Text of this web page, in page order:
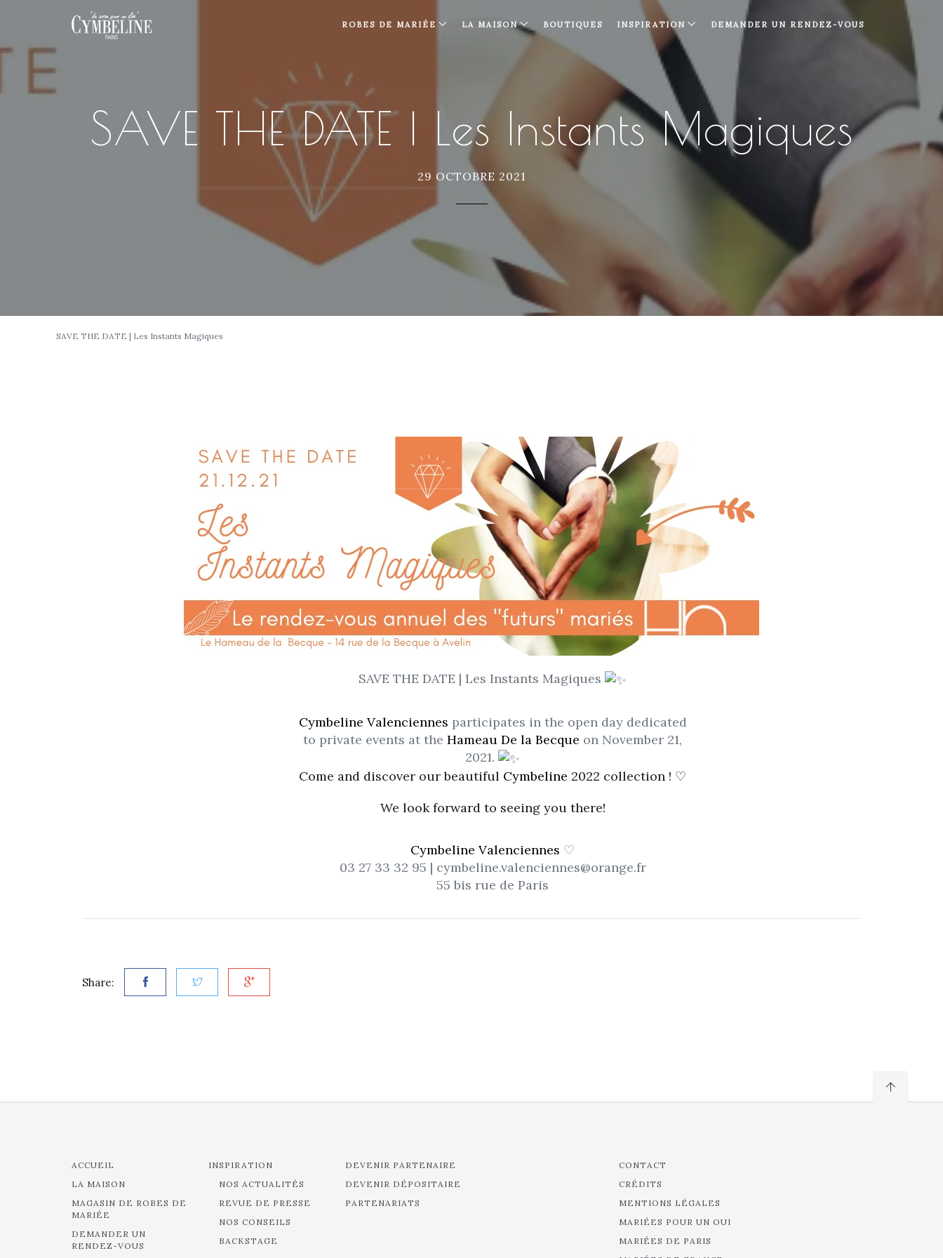
ROBES DE MARIÉE LA MAISON BOUTIQUES INSPIRATION DEMANDER UN RENDEZ-VOUS
SAVE THE DATE | Les Instants Magiques
29 OCTOBRE 2021
SAVE THE DATE | Les Instants Magiques
SAVE THE DATE | Les Instants Magiques
Cymbeline Valenciennes participates in the open day dedicated
to private events at the Hameau De la Becque on November 21,
2021.
Come and discover our beautiful Cymbeline 2022 collection ! ♡
We look forward to seeing you there!
Cymbeline Valenciennes ♡
03 27 33 32 95 | cymbeline.valenciennes@orange.fr
55 bis rue de Paris
Share:
ACCUEIL
LA MAISON
MAGASIN DE ROBES DE
MARIÉE
DEMANDER UN
RENDEZ-VOUS
INSPIRATION
NOS ACTUALITÉS
REVUE DE PRESSE
NOS CONSEILS
BACKSTAGE
DEVENIR PARTENAIRE
DEVENIR DÉPOSITAIRE
PARTENARIATS
CONTACT
CRÉDITS
MENTIONS LÉGALES
MARIÉES POUR UN OUI
MARIÉES DE PARIS